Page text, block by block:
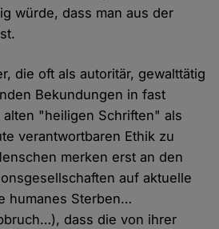
würde, dass man aus der
die oft als autoritär, gewalttätig
Bekundungen in fast
"heiligen Schriften" als
verantwortbaren Ethik zu
merken erst an den
auf aktuelle
humanes Sterben…
dass die von ihrer